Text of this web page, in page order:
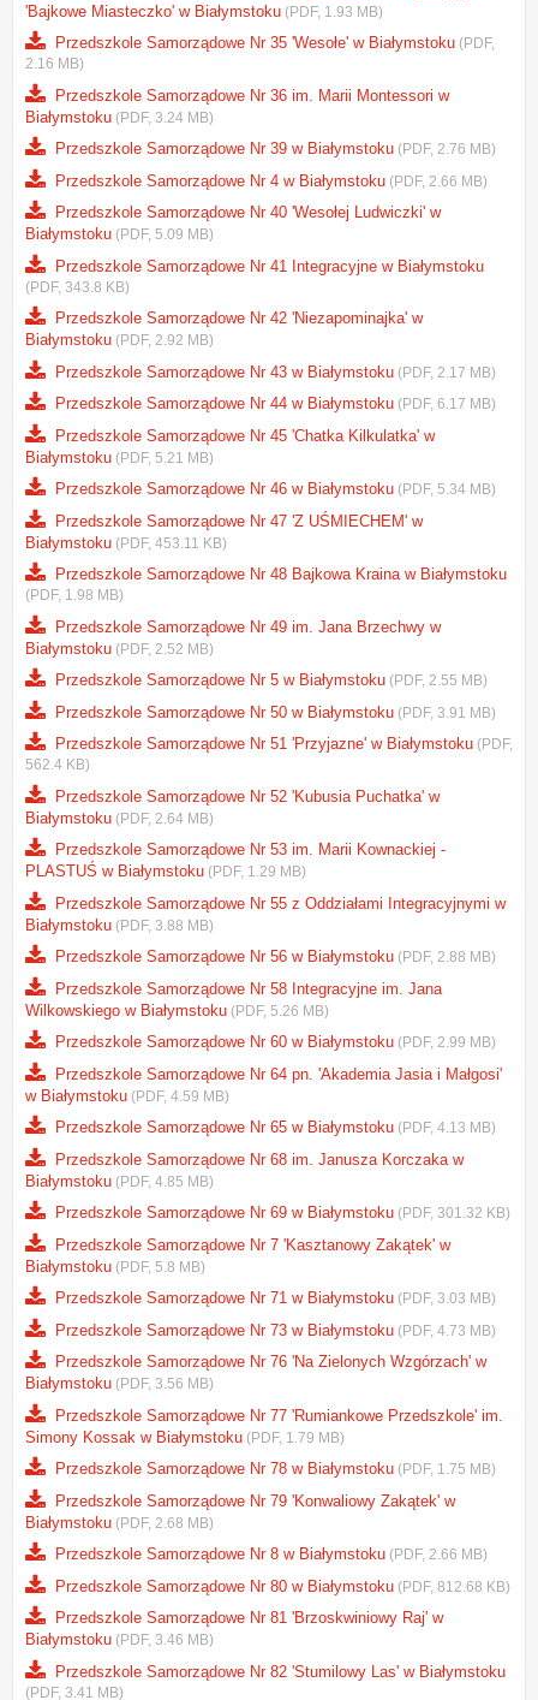
'Bajkowe Miasteczko' w Białymstoku (PDF, 1.93 MB)
Przedszkole Samorządowe Nr 35 'Wesołe' w Białymstoku (PDF,
2.16 MB)
Przedszkole Samorządowe Nr 36 im. Marii Montessori w
Białymstoku (PDF, 3.24 MB)
Przedszkole Samorządowe Nr 39 w Białymstoku (PDF, 2.76 MB)
Przedszkole Samorządowe Nr 4 w Białymstoku (PDF, 2.66 MB)
Przedszkole Samorządowe Nr 40 'Wesołej Ludwiczki' w
Białymstoku (PDF, 5.09 MB)
Przedszkole Samorządowe Nr 41 Integracyjne w Białymstoku
(PDF, 343.8 KB)
Przedszkole Samorządowe Nr 42 'Niezapominajka' w
Białymstoku (PDF, 2.92 MB)
Przedszkole Samorządowe Nr 43 w Białymstoku (PDF, 2.17 MB)
Przedszkole Samorządowe Nr 44 w Białymstoku (PDF, 6.17 MB)
Przedszkole Samorządowe Nr 45 'Chatka Kilkulatka' w
Białymstoku (PDF, 5.21 MB)
Przedszkole Samorządowe Nr 46 w Białymstoku (PDF, 5.34 MB)
Przedszkole Samorządowe Nr 47 'Z UŚMIECHEM' w
Białymstoku (PDF, 453.11 KB)
Przedszkole Samorządowe Nr 48 Bajkowa Kraina w Białymstoku
(PDF, 1.98 MB)
Przedszkole Samorządowe Nr 49 im. Jana Brzechwy w
Białymstoku (PDF, 2.52 MB)
Przedszkole Samorządowe Nr 5 w Białymstoku (PDF, 2.55 MB)
Przedszkole Samorządowe Nr 50 w Białymstoku (PDF, 3.91 MB)
Przedszkole Samorządowe Nr 51 'Przyjazne' w Białymstoku (PDF,
562.4 KB)
Przedszkole Samorządowe Nr 52 'Kubusia Puchatka' w
Białymstoku (PDF, 2.64 MB)
Przedszkole Samorządowe Nr 53 im. Marii Kownackiej -
PLASTUŚ w Białymstoku (PDF, 1.29 MB)
Przedszkole Samorządowe Nr 55 z Oddziałami Integracyjnymi w
Białymstoku (PDF, 3.88 MB)
Przedszkole Samorządowe Nr 56 w Białymstoku (PDF, 2.88 MB)
Przedszkole Samorządowe Nr 58 Integracyjne im. Jana
Wilkowskiego w Białymstoku (PDF, 5.26 MB)
Przedszkole Samorządowe Nr 60 w Białymstoku (PDF, 2.99 MB)
Przedszkole Samorządowe Nr 64 pn. 'Akademia Jasia i Małgosi'
w Białymstoku (PDF, 4.59 MB)
Przedszkole Samorządowe Nr 65 w Białymstoku (PDF, 4.13 MB)
Przedszkole Samorządowe Nr 68 im. Janusza Korczaka w
Białymstoku (PDF, 4.85 MB)
Przedszkole Samorządowe Nr 69 w Białymstoku (PDF, 301.32 KB)
Przedszkole Samorządowe Nr 7 'Kasztanowy Zakątek' w
Białymstoku (PDF, 5.8 MB)
Przedszkole Samorządowe Nr 71 w Białymstoku (PDF, 3.03 MB)
Przedszkole Samorządowe Nr 73 w Białymstoku (PDF, 4.73 MB)
Przedszkole Samorządowe Nr 76 'Na Zielonych Wzgórzach' w
Białymstoku (PDF, 3.56 MB)
Przedszkole Samorządowe Nr 77 'Rumiankowe Przedszkole' im.
Simony Kossak w Białymstoku (PDF, 1.79 MB)
Przedszkole Samorządowe Nr 78 w Białymstoku (PDF, 1.75 MB)
Przedszkole Samorządowe Nr 79 'Konwaliowy Zakątek' w
Białymstoku (PDF, 2.68 MB)
Przedszkole Samorządowe Nr 8 w Białymstoku (PDF, 2.66 MB)
Przedszkole Samorządowe Nr 80 w Białymstoku (PDF, 812.68 KB)
Przedszkole Samorządowe Nr 81 'Brzoskwiniowy Raj' w
Białymstoku (PDF, 3.46 MB)
Przedszkole Samorządowe Nr 82 'Stumilowy Las' w Białymstoku
(PDF, 3.41 MB)